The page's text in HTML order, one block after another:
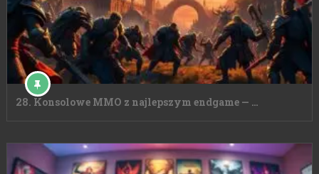
28. Konsolowe MMO z najlepszym endgame — …